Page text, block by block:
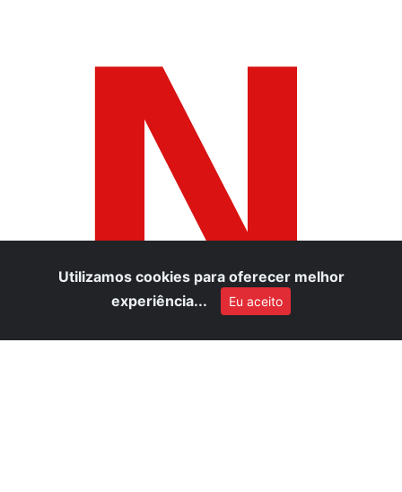
N
Utilizamos cookies para oferecer melhor
experiência...
Eu aceito